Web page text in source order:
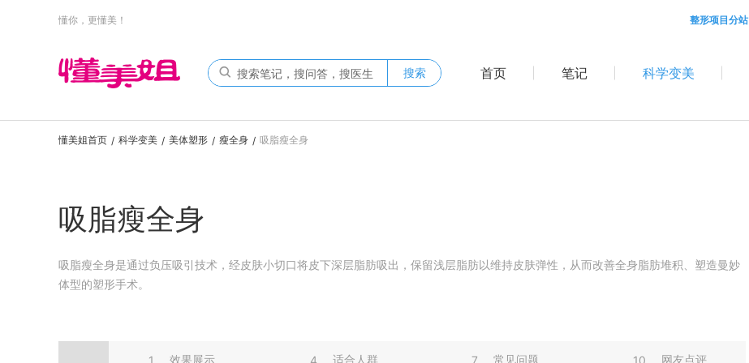
懂你，更懂美！ 整形项目分站
搜索 首页 笔记 科学变美
懂美姐首页 / 科学变美 / 美体塑形 / 瘦全身 / 吸脂瘦全身
吸脂瘦全身
吸脂瘦全身是通过负压吸引技术，经皮肤小切口将皮下深层脂肪吸出，保留浅层脂肪以维持皮肤弹性，从而改善全身脂肪堆积、塑造曼妙
体型的塑形手术。
1 效果展示 4 适合人群 7 常见问题 10 网友点评